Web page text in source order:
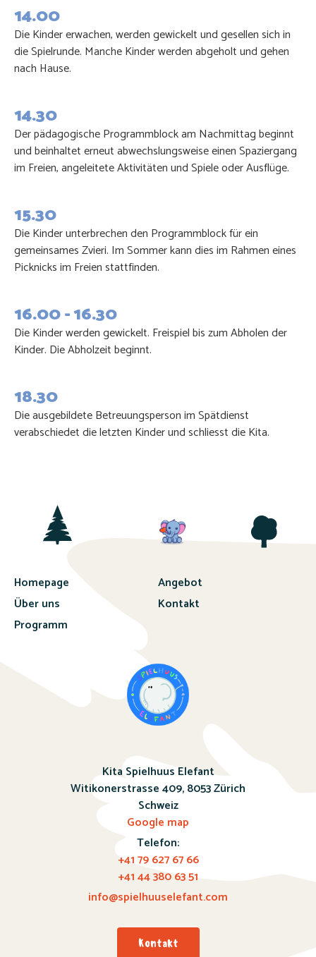
14.00
Die Kinder erwachen, werden gewickelt und gesellen sich in
die Spielrunde. Manche Kinder werden abgeholt und gehen
nach Hause.
14.30
Der pädagogische Programmblock am Nachmittag beginnt
und beinhaltet erneut abwechslungsweise einen Spaziergang
im Freien, angeleitete Aktivitäten und Spiele oder Ausflüge.
15.30
Die Kinder unterbrechen den Programmblock für ein
gemeinsames Zvieri. Im Sommer kann dies im Rahmen eines
Picknicks im Freien stattfinden.
16.00 - 16.30
Die Kinder werden gewickelt. Freispiel bis zum Abholen der
Kinder. Die Abholzeit beginnt.
18.30
Die ausgebildete Betreuungsperson im Spätdienst
verabschiedet die letzten Kinder und schliesst die Kita.
Homepage
Über uns
Programm
Angebot
Kontakt
Kita Spielhuus Elefant
Witikonerstrasse 409,8053 Zürich
Schweiz
Google map
Telefon:
+41 79 627 67 66
+41 44 380 63 51
info@spielhuuselefant.com
Kontakt